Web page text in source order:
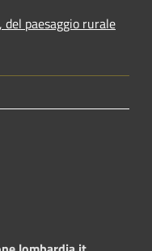
paesaggio rurale